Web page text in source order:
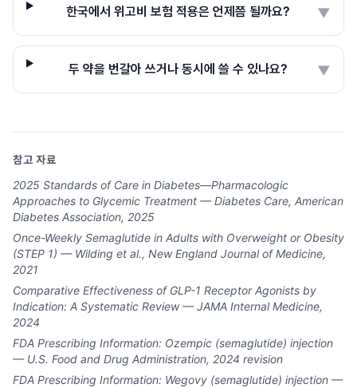
한국에서 위고비 보험 적용은 언제쯤 될까요? ▼
두 약을 번갈아 쓰거나 동시에 쓸 수 있나요? ▼
참고 자료
2025 Standards of Care in Diabetes—Pharmacologic
Approaches to Glycemic Treatment — Diabetes Care, American
Diabetes Association, 2025
Once-Weekly Semaglutide in Adults with Overweight or Obesity
(STEP 1) — Wilding et al., New England Journal of Medicine,
2021
Comparative Effectiveness of GLP-1 Receptor Agonists by
Indication: A Systematic Review — JAMA Internal Medicine,
2024
FDA Prescribing Information: Ozempic (semaglutide) injection
— U.S. Food and Drug Administration, 2024 revision
FDA Prescribing Information: Wegovy (semaglutide) injection —